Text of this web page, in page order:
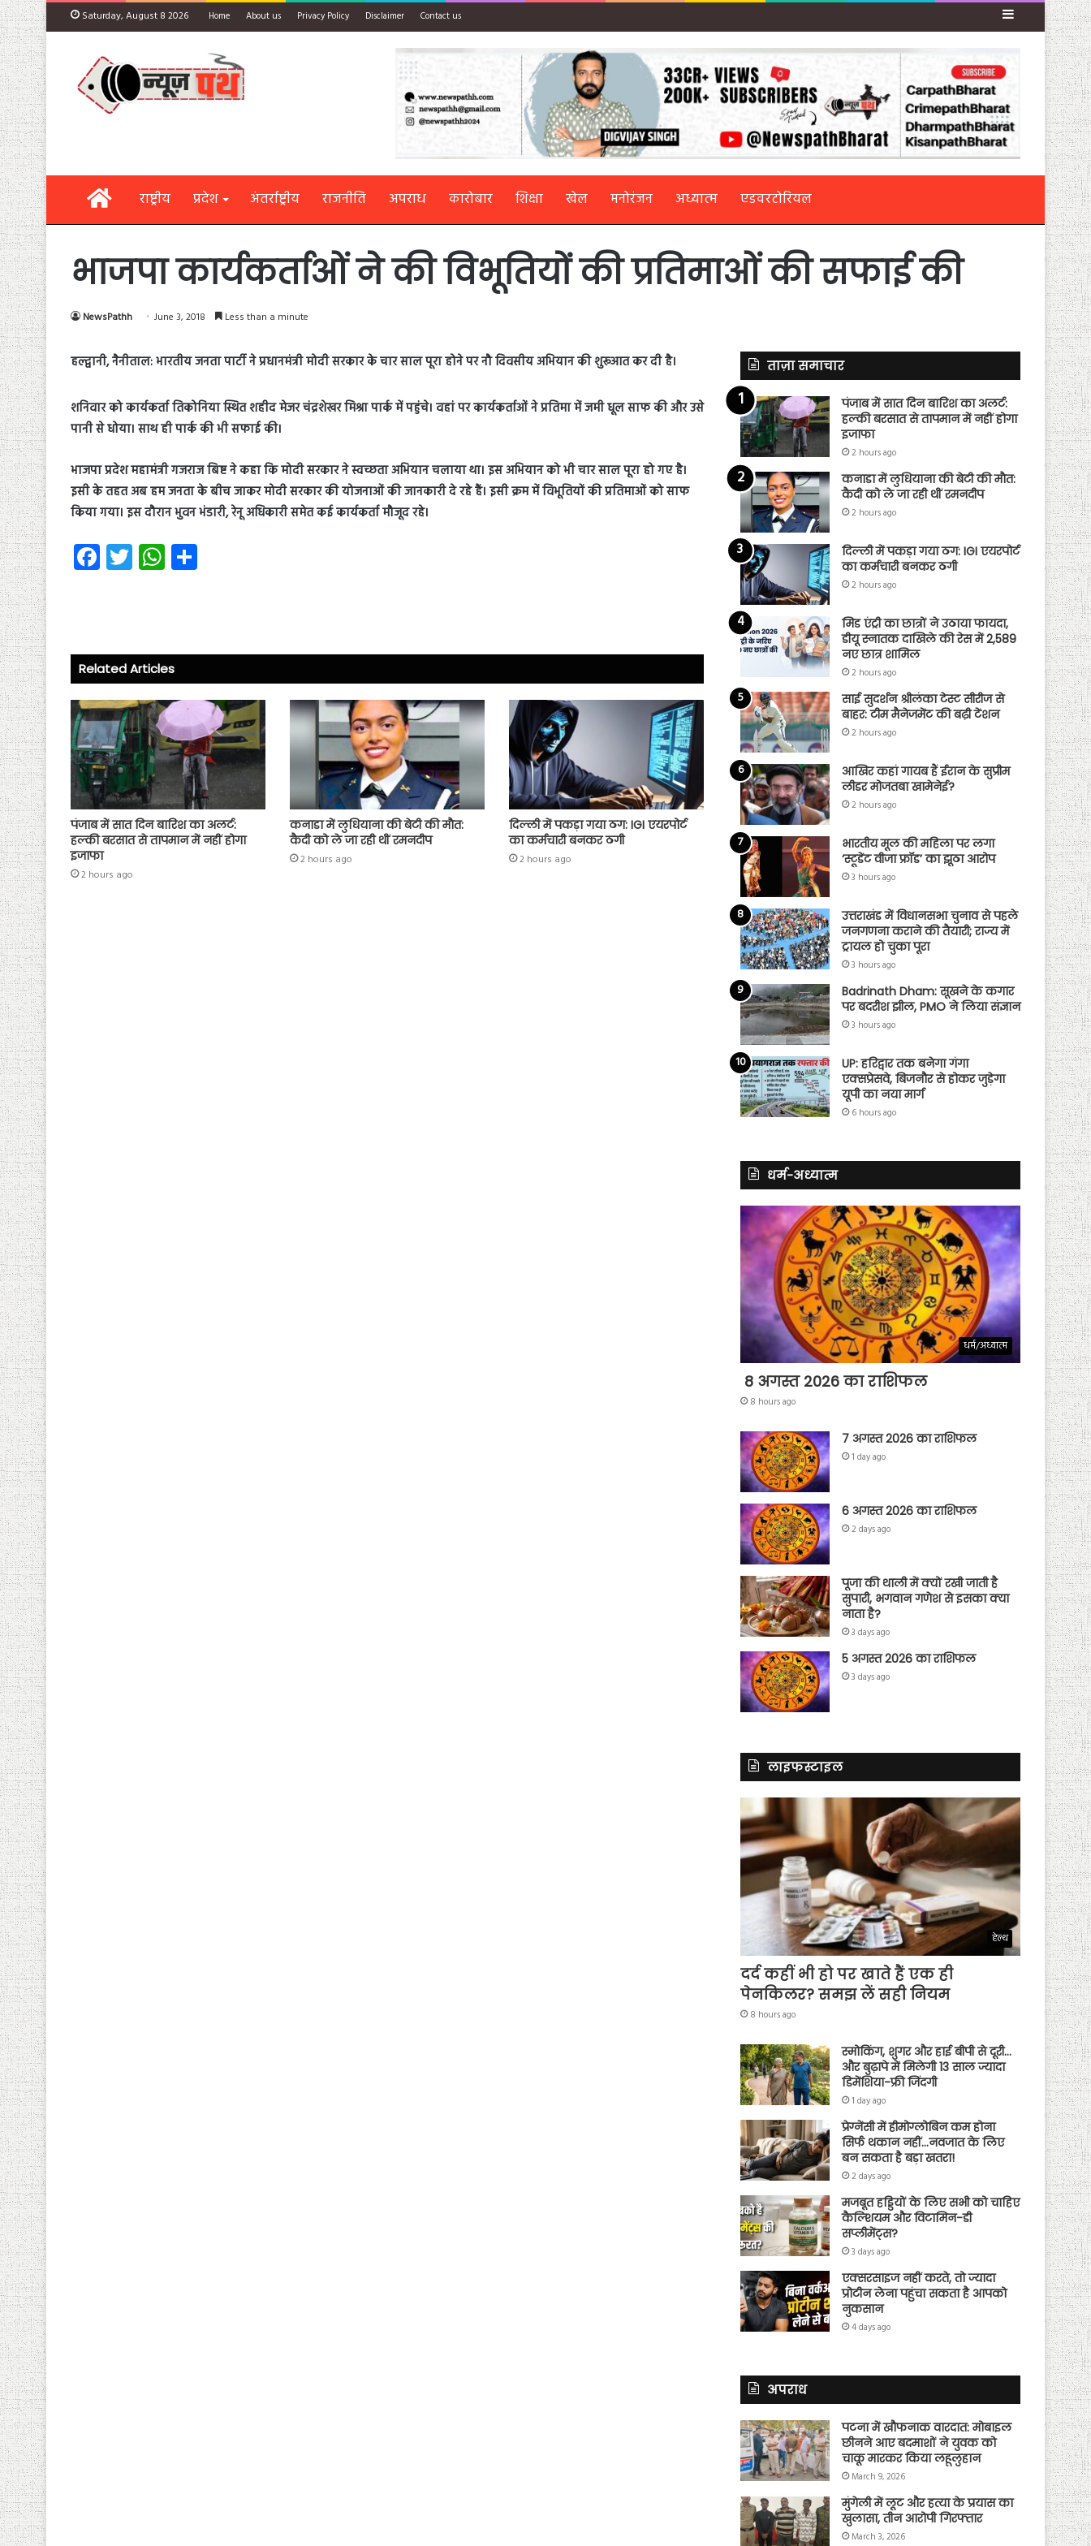
Saturday, August 8 2026 Home About us Privacy Policy Disclaimer Contact us Sidebar
Homeराष्ट्रीय प्रदेश अंतर्राष्ट्रीय राजनीति अपराध कारोबार शिक्षा खेल मनोरंजन अध्यात्म एडवरटोरियल
भाजपा कार्यकर्ताओं ने की विभूतियों की प्रतिमाओं की सफाई की
NewsPathh June 3, 2018 Less than a minute
हल्द्वानी, नैनीताल: भारतीय जनता पार्टी ने प्रधानमंत्री मोदी सरकार के चार साल पूरा होने पर नौ दिवसीय अभियान की शुरूआत कर दी है।
शनिवार को कार्यकर्ता तिकोनिया स्थित शहीद मेजर चंद्रशेखर मिश्रा पार्क में पहुंचे। वहां पर कार्यकर्ताओं ने प्रतिमा में जमी धूल साफ की और उसे
पानी से धोया। साथ ही पार्क की भी सफाई की।
भाजपा प्रदेश महामंत्री गजराज बिष्ट ने कहा कि मोदी सरकार ने स्वच्छता अभियान चलाया था। इस अभियान को भी चार साल पूरा हो गए है।
इसी के तहत अब हम जनता के बीच जाकर मोदी सरकार की योजनाओं की जानकारी दे रहे हैं। इसी क्रम में विभूतियों की प्रतिमाओं को साफ
किया गया। इस दौरान भुवन भंडारी, रेनू अधिकारी समेत कई कार्यकर्ता मौजूद रहे।
Fa
ce
ok
T
wi
W
ha
p
p
Related Articles
पंजाब में सात दिन बारिश का अलर्ट:
हल्की बरसात से तापमान में नहीं होगा
इजाफा
2 hours ago
कनाडा में लुधियाना की बेटी की माैत:
कैदी को ले जा रही थीं रमनदीप
2 hours ago
दिल्ली में पकड़ा गया ठग: IGI एयरपोर्ट
का कर्मचारी बनकर ठगी
2 hours ago
ताज़ा समाचार
पंजाब में सात दिन बारिश का अलर्ट:
हल्की बरसात से तापमान में नहीं होगा
इजाफा
2 hours ago
कनाडा में लुधियाना की बेटी की माैत:
कैदी को ले जा रही थीं रमनदीप
2 hours ago
दिल्ली में पकड़ा गया ठग: IGI एयरपोर्ट
का कर्मचारी बनकर ठगी
2 hours ago
मिड एंट्री का छात्रों ने उठाया फायदा,
डीयू स्नातक दाखिले की रेस में 2,589
नए छात्र शामिल
2 hours ago
साई सुदर्शन श्रीलंका टेस्ट सीरीज से
बाहर: टीम मैनेजमेंट की बढ़ी टेंशन
2 hours ago
आखिर कहां गायब हैं ईरान के सुप्रीम
लीडर मोजतबा खामेनेई?
2 hours ago
भारतीय मूल की महिला पर लगा
‘स्टूडेंट वीजा फ्रॉड’ का झूठा आरोप
3 hours ago
उत्तराखंड में विधानसभा चुनाव से पहले
जनगणना कराने की तैयारी; राज्य में
ट्रायल हो चुका पूरा
3 hours ago
Badrinath Dham: सूखने के कगार
पर बदरीश झील, PMO ने लिया संज्ञान
3 hours ago
UP: हरिद्वार तक बनेगा गंगा
एक्सप्रेसवे, बिजनौर से होकर जुड़ेगा
यूपी का नया मार्ग
6 hours ago
धर्म-अध्यात्म
धर्म/अध्यात्म
8 अगस्त 2026 का राशिफल
8 hours ago
7 अगस्त 2026 का राशिफल
1 day ago
6 अगस्त 2026 का राशिफल
2 days ago
पूजा की थाली में क्यों रखी जाती है
सुपारी, भगवान गणेश से इसका क्या
नाता है?
3 days ago
5 अगस्त 2026 का राशिफल
3 days ago
लाइफस्टाइल
हेल्थ
दर्द कहीं भी हो पर खाते हैं एक ही
पेनकिलर? समझ लें सही नियम
8 hours ago
स्मोकिंग, शुगर और हाई बीपी से दूरी…
और बुढ़ापे में मिलेगी 13 साल ज्यादा
डिमेंशिया-फ्री जिंदगी
1 day ago
प्रेग्नेंसी में हीमोग्लोबिन कम होना
सिर्फ थकान नहीं…नवजात के लिए
बन सकता है बड़ा खतरा!
2 days ago
मजबूत हड्डियों के लिए सभी को चाहिए
कैल्शियम और विटामिन-डी
सप्लीमेंट्स?
3 days ago
एक्सरसाइज नहीं करते, तो ज्यादा
प्रोटीन लेना पहुंचा सकता है आपको
नुकसान
4 days ago
अपराध
पटना में खौफनाक वारदात: मोबाइल
छीनने आए बदमाशों ने युवक को
चाकू मारकर किया लहूलुहान
March 9, 2026
मुंगेली में लूट और हत्या के प्रयास का
खुलासा, तीन आरोपी गिरफ्तार
March 3, 2026